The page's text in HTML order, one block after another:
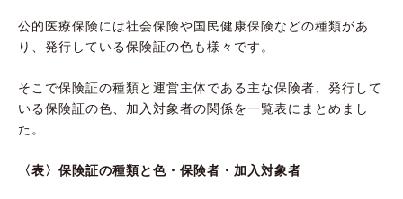
公的医療保険には社会保険や国民健康保険などの種類があ
り、発行している保険証の色も様々です。
そこで保険証の種類と運営主体である主な保険者、発行して
いる保険証の色、加入対象者の関係を一覧表にまとめまし
た。
〈表〉保険証の種類と色・保険者・加入対象者